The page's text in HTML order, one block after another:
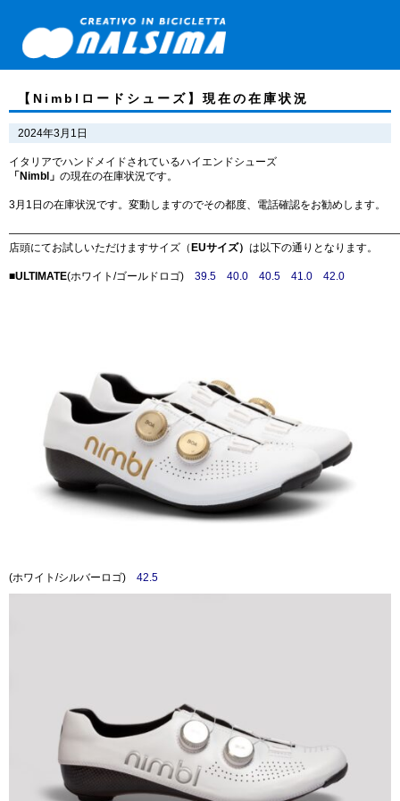
【Nimblロードシューズ】現在の在庫状況
2024年3月1日
イタリアでハンドメイドされているハイエンドシューズ
「Nimbl」 の現在の在庫状況です。
3月1日の在庫状況です。変動しますのでその都度、電話確認をお勧めします。
店頭にてお試しいただけますサイズ（ EUサイズ） は以下の通りとなります。
■ULTIMATE(ホワイト/ゴールドロゴ) 39.5 40.0 40.5 41.0 42.0
(ホワイト/シルバーロゴ) 42.5